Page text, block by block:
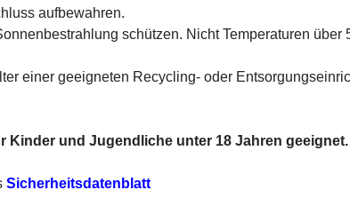
aufbewahren.
schützen. Nicht Temperaturen über
einer geeigneten Recycling- oder
Kinder und Jugendliche unter 18 Jahren geeignet.
Sicherheitsdatenblatt